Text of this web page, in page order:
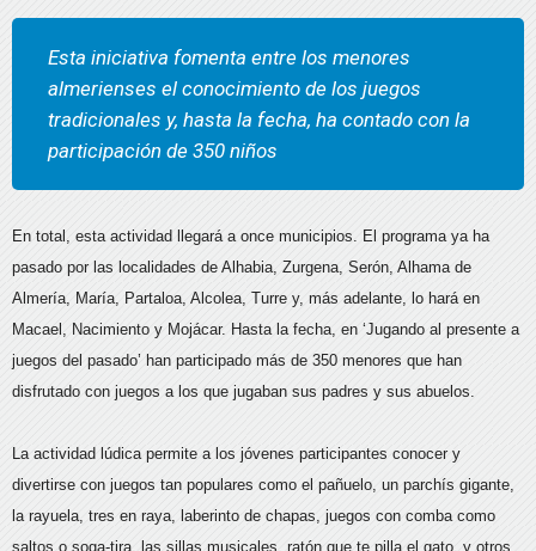
Esta iniciativa fomenta entre los menores
almerienses el conocimiento de los juegos
tradicionales y, hasta la fecha, ha contado con la
participación de 350 niños
En total, esta actividad llegará a once municipios. El programa ya ha
pasado por las localidades de Alhabia, Zurgena, Serón, Alhama de
Almería, María, Partaloa, Alcolea, Turre y, más adelante, lo hará en
Macael, Nacimiento y Mojácar. Hasta la fecha, en ‘Jugando al presente a
juegos del pasado’ han participado más de 350 menores que han
disfrutado con juegos a los que jugaban sus padres y sus abuelos.
La actividad lúdica permite a los jóvenes participantes conocer y
divertirse con juegos tan populares como el pañuelo, un parchís gigante,
la rayuela, tres en raya, laberinto de chapas, juegos con comba como
saltos o soga-tira, las sillas musicales, ratón que te pilla el gato, y otros